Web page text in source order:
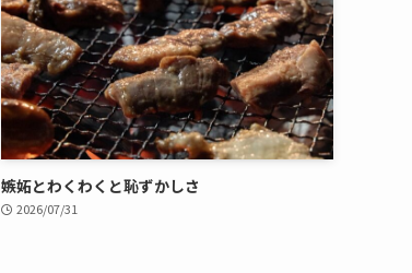
嫉妬とわくわくと恥ずかしさ
2026/07/31